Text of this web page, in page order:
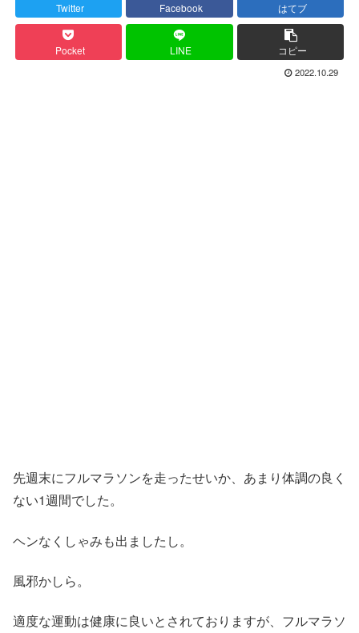
Twitter Facebook はてブ
Pocket LINE コピー
2022.10.29
先週末にフルマラソンを走ったせいか、あまり体調の良く
ない1週間でした。
ヘンなくしゃみも出ましたし。
風邪かしら。
適度な運動は健康に良いとされておりますが、フルマラソ